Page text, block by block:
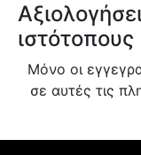
ιστότοπους
Μόνο οι
σε αυτές τις